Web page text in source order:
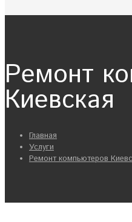
Ремонт
Киевская
Главная
Услуги
Ремонт компьютеров